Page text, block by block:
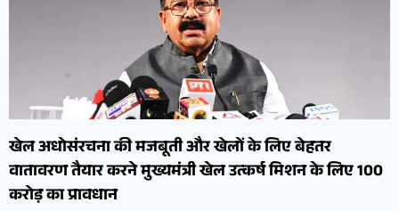
खेल अधोसंरचना की मजबूती और खेलों के लिए बेहतर
वातावरण तैयार करने मुख्यमंत्री खेल उत्कर्ष मिशन के लिए 100
करोड़ का प्रावधान